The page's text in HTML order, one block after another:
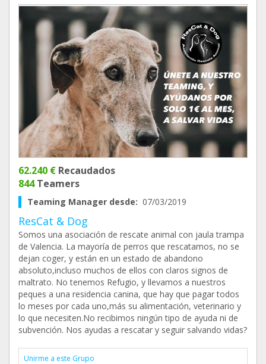
62.240 € Recaudados
844Teamers
Teaming Manager desde: 07/03/2019
ResCat & Dog
Somos una asociación de rescate animal con jaula trampa
de Valencia. La mayoría de perros que rescatamos, no se
dejan coger, y están en un estado de abandono
absoluto,incluso muchos de ellos con claros signos de
maltrato. No tenemos Refugio, y llevamos a nuestros
peques a una residencia canina, que hay que pagar todos
lo meses por cada uno,más su alimentación, veterinario y
lo que necesiten.No recibimos ningún tipo de ayuda ni de
subvención. Nos ayudas a rescatar y seguir salvando vidas?
Unirme a este Grupo